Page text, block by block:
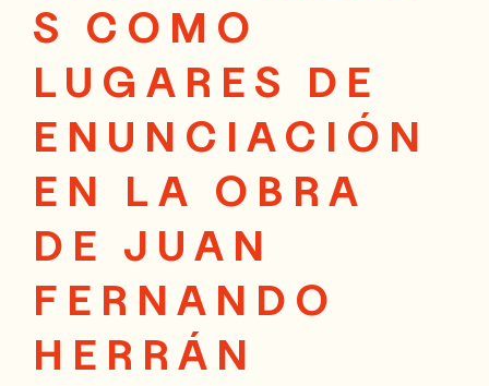
S COMO
LUGARES DE
ENUNCIACIÓN
EN LA OBRA
DE JUAN
FERNANDO
HERRÁN